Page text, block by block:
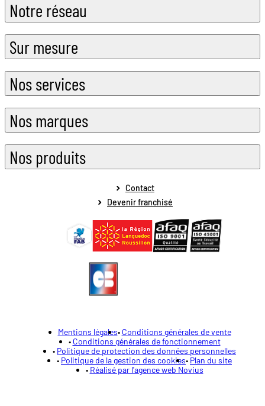
Notre réseau
Sur mesure
Nos services
Nos marques
Nos produits
Contact
Devenir franchisé
Mentions légales Conditions générales de vente
Conditions générales de fonctionnement
Politique de protection des données personnelles
Politique de la gestion des cookies Plan du site
Réalisé par l'agence web Novius